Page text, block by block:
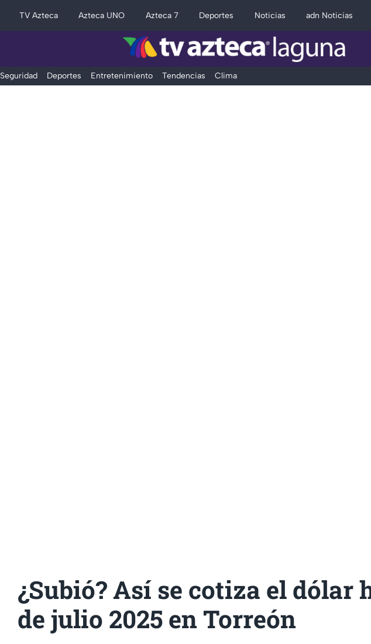
TV Azteca Azteca UNO Azteca 7 Deportes Noticias adn Noticias
Seguridad Deportes Entretenimiento Tendencias Clima
¿Subió? Así se cotiza el dólar
de julio 2025 en Torreón